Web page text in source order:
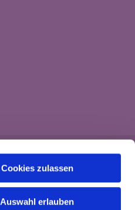
Cookies zulassen
Auswahl erlauben